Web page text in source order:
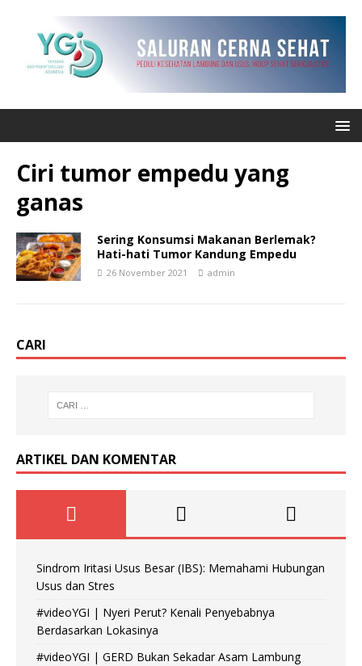
Ciri tumor empedu yang
ganas
Sering Konsumsi Makanan Berlemak?
Hati-hati Tumor Kandung Empedu
26 November 2021 admin
CARI
ARTIKEL DAN KOMENTAR
Sindrom Iritasi Usus Besar (IBS): Memahami Hubungan
Usus dan Stres
#videoYGI | Nyeri Perut? Kenali Penyebabnya
Berdasarkan Lokasinya
#videoYGI | GERD Bukan Sekadar Asam Lambung